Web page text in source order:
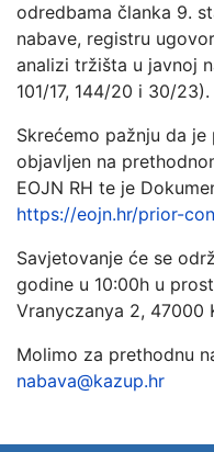
odredbama članka 9.
nabave, registru
analizi tržišta u javnoj
101/17, 144/20 i 30/23).
Skrećemo pažnju da
objavljen na
EOJN RH te je
https://eojn.hr/prior-
Savjetovanje će se
godine u 10:00h u
Vranyczanya 2, 47000
Molimo za prethodnu
nabava@kazup.hr